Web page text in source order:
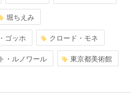
堀ちえみ
ゴッホ クロード・モネ
・ルノワール 東京都美術館